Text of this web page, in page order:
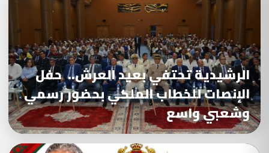
الرشيدية تحتفي بعيد العرش.. حفل
الإنصات للخطاب الملكي بحضور رسمي
وشعبي واسع